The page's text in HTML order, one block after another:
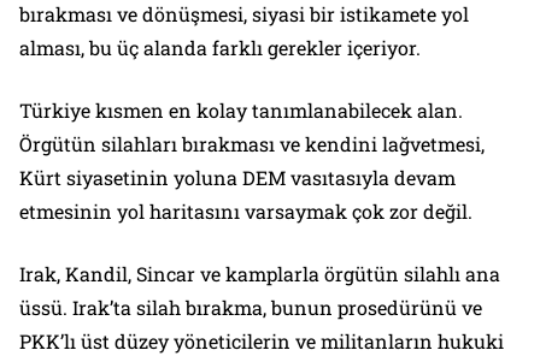
bırakması ve dönüşmesi, siyasi bir istikamete yol
alması, bu üç alanda farklı gerekler içeriyor.
Türkiye kısmen en kolay tanımlanabilecek alan.
Örgütün silahları bırakması ve kendini lağvetmesi,
Kürt siyasetinin yoluna DEM vasıtasıyla devam
etmesinin yol haritasını varsaymak çok zor değil.
Irak, Kandil, Sincar ve kamplarla örgütün silahlı ana
üssü. Irak’ta silah bırakma, bunun prosedürünü ve
PKK’lı üst düzey yöneticilerin ve militanların hukuki